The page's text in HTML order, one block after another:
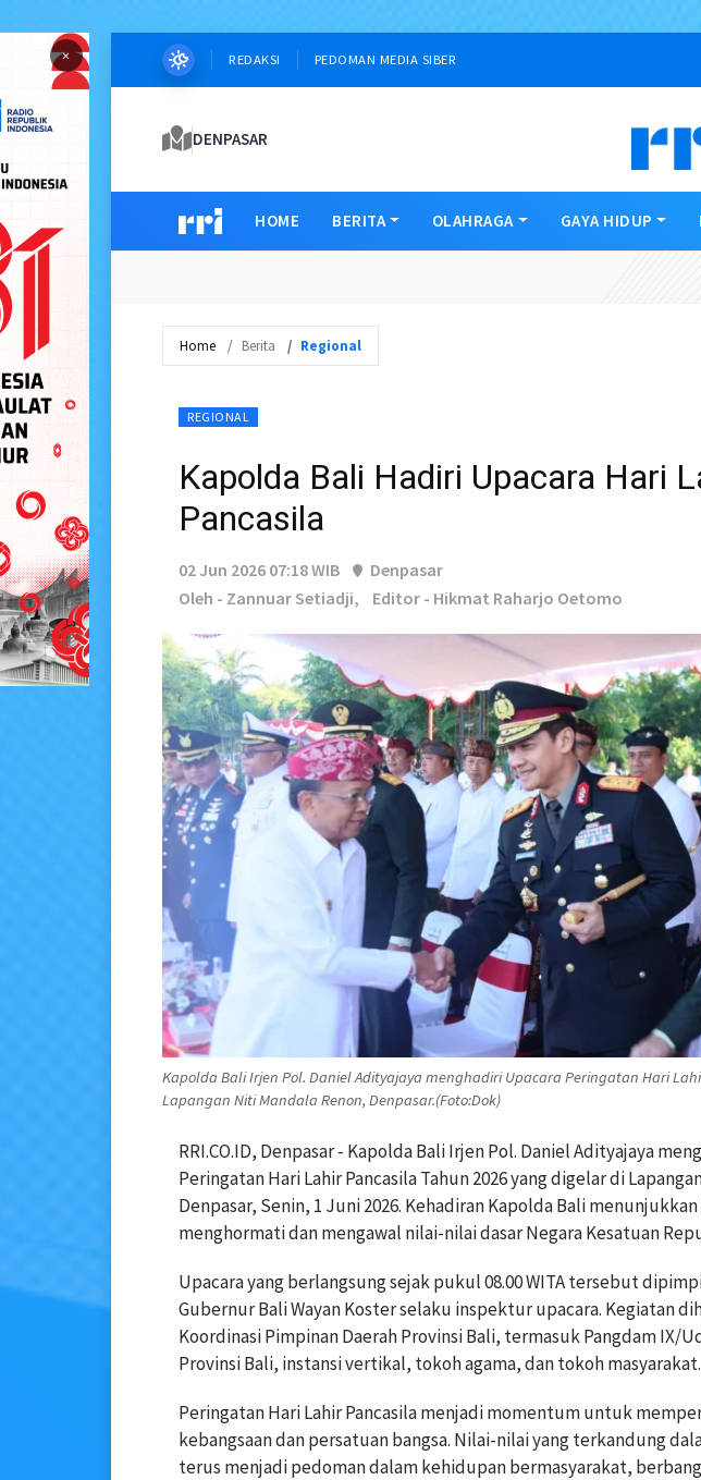
× REDAKSI PEDOMAN MEDIA SIBER
DENPASAR
HOME BERITA OLAHRAGA GAYA HIDUP
Home Berita Regional
REGIONAL
Kapolda Bali Hadiri Upacara Hari
Pancasila
02 Jun 2026 07:18 WIB
Denpasar
Oleh - Zannuar Setiadji,
Editor - Hikmat Raharjo Oetomo
Kapolda Bali Irjen Pol. Daniel Adityajaya menghadiri Upacara Peringatan Hari
Lapangan Niti Mandala Renon, Denpasar.(Foto:Dok)
RRI.CO.ID, Denpasar - Kapolda Bali Irjen Pol. Daniel Adityajaya
Peringatan Hari Lahir Pancasila Tahun 2026 yang digelar di
Denpasar, Senin, 1 Juni 2026. Kehadiran Kapolda Bali
menghormati dan mengawal nilai-nilai dasar Negara Kesatuan
Upacara yang berlangsung sejak pukul 08.00 WITA tersebut
Gubernur Bali Wayan Koster selaku inspektur upacara. Kegiatan
Koordinasi Pimpinan Daerah Provinsi Bali, termasuk Pangdam IX/
Provinsi Bali, instansi vertikal, tokoh agama, dan tokoh masyarakat.
Peringatan Hari Lahir Pancasila menjadi momentum untuk
kebangsaan dan persatuan bangsa. Nilai-nilai yang terkandung
terus menjadi pedoman dalam kehidupan bermasyarakat,